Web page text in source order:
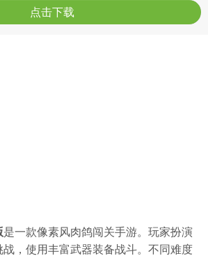
点击下载
是一款像素风肉鸽闯关手游。玩家扮演
，使用丰富武器装备战斗。不同难度